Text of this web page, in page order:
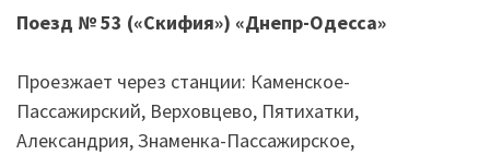
Поезд № 53 («Скифия») «Днепр-Одесса»
Проезжает через станции: Каменское-
Пассажирский, Верховцево, Пятихатки,
Александрия, Знаменка-Пассажирское,